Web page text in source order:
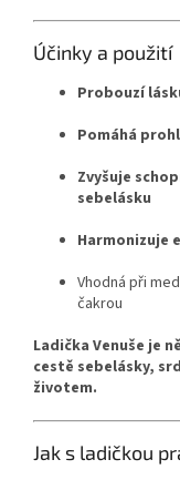
Účinky a použití
Probouzí
Pomáhá
Zvyšuje
sebelásku
Harmonizuje
Vhodná při
čakrou
Ladička Venuše je
cestě sebelásky,
životem.
Jak s ladičkou